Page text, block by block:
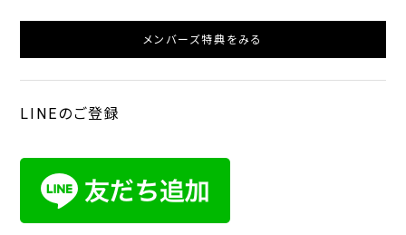
メンバーズ特典をみる
LINEのご登録